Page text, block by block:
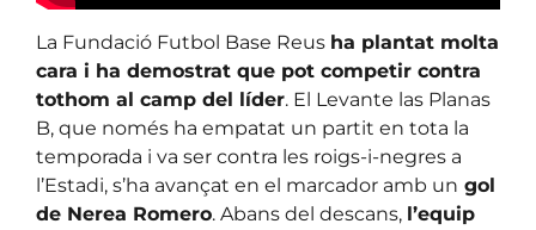
La Fundació Futbol Base Reus ha plantat molta
cara i ha demostrat que pot competir contra
tothom al camp del líder. El Levante las Planas
B, que només ha empatat un partit en tota la
temporada i va ser contra les roigs-i-negres a
l’Estadi, s’ha avançat en el marcador amb un gol
de Nerea Romero. Abans del descans, l’equip